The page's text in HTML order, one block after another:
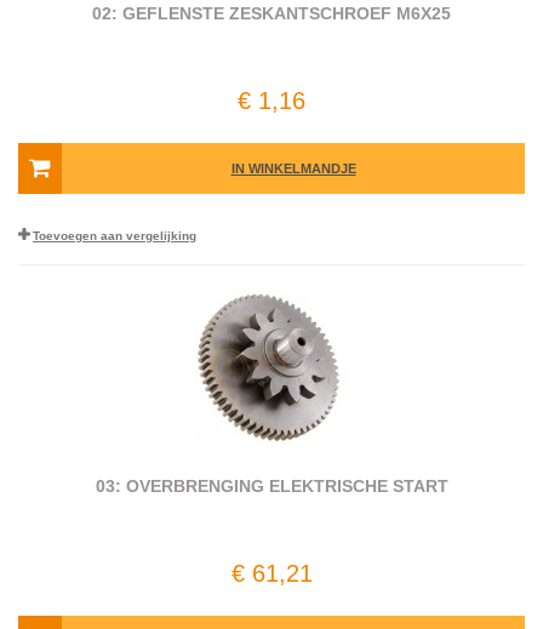
02: GEFLENSTE ZESKANTSCHROEF M6X25
€ 1,16
IN WINKELMANDJE
Toevoegen aan vergelijking
03: OVERBRENGING ELEKTRISCHE START
€ 61,21